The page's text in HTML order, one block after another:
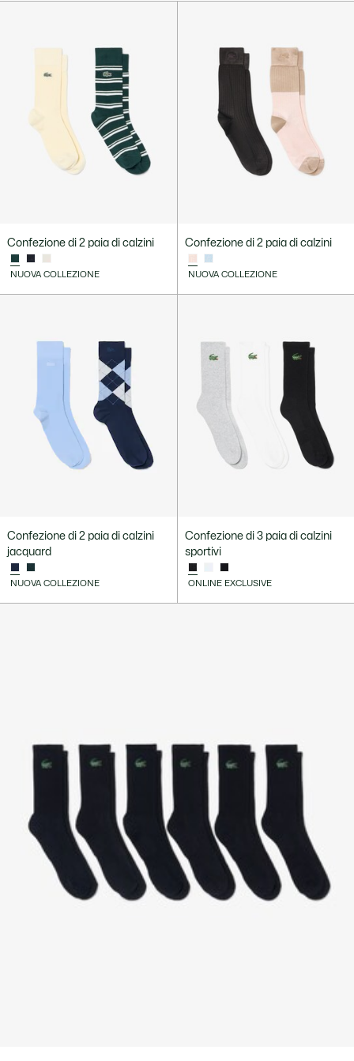
Confezione di 2 paia di calzini
NUOVA COLLEZIONE
Confezione di 2 paia di calzini
NUOVA COLLEZIONE
Confezione di 2 paia di calzini
jacquard
NUOVA COLLEZIONE
Confezione di 3 paia di calzini
sportivi
ONLINE EXCLUSIVE